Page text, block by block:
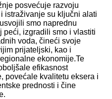
posvećuje razvoju
istraživanje su ključni alati
smo naprednu
izgradili smo i vlastiti
voda, čineći svoje
prijateljski, kao i
ekonomije.Te
efikasnost
povećale kvalitetu eksera i
prednosti i čine